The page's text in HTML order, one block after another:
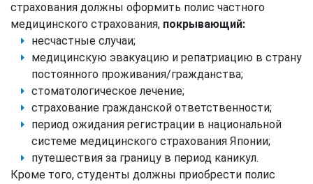
страхования должны оформить полис частного
медицинского страхования, покрывающий:
несчастные случаи;
медицинскую эвакуацию и репатриацию в страну
постоянного проживания/гражданства;
стоматологическое лечение;
страхование гражданской ответственности;
период ожидания регистрации в национальной
системе медицинского страхования Японии;
путешествия за границу в период каникул.
Кроме того, студенты должны приобрести полис